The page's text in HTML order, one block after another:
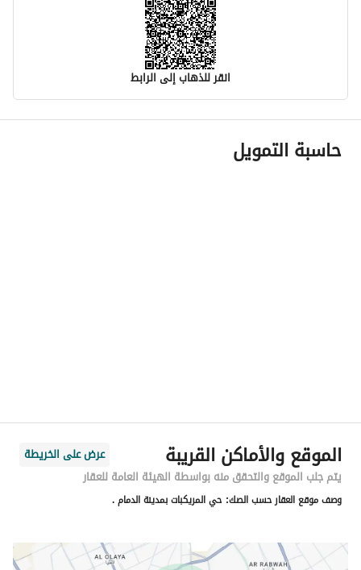
انقر للذهاب إلى الرابط
معلومات مسؤول الإعلان
اسم المسؤول
رقم المبنى
2663
الرقم الاضافي
7769
خط العرض
26.41956848349606
حاسبة التمويل
الموقع والأماكن القريبة
عرض على الخريطة
يتم جلب الموقع والتحقق منه بواسطة الهيئة العامة للعقار
وصف موقع العقار حسب الصك: حي المريكبات بمدينة الدمام .